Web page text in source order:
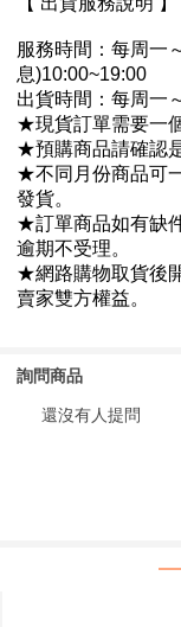
詢問商品
還沒有人提問